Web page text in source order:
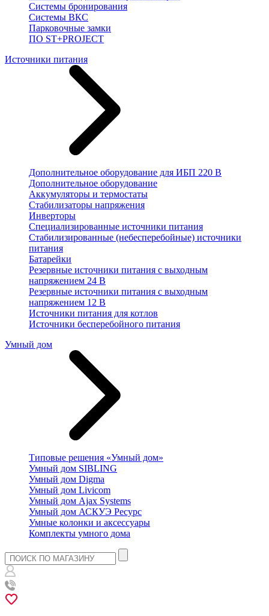
Системы бронирования
Системы ВКС
Парковочные замки
ПО ST+PROJECT
Источники питания
Дополнительное оборудование для ИБП 220 В
Дополнительное оборудование
Аккумуляторы и термостаты
Стабилизаторы напряжения
Инверторы
Специализированные источники питания
Стабилизированные (небесперебойные) источники
питания
Батарейки
Резервные источники питания с выходным
напряжением 24 В
Резервные источники питания с выходным
напряжением 12 В
Источники питания для котлов
Источники бесперебойного питания
Умный дом
Типовые решения «Умный дом»
Умный дом SIBLING
Умный дом Digma
Умный дом Livicom
Умный дом Ajax Systems
Умный дом АСКУЭ Ресурс
Умные колонки и аксессуары
Комплекты умного дома